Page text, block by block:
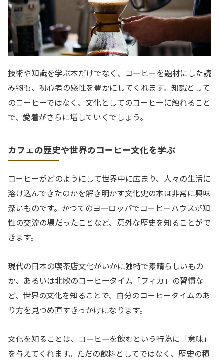
技術や知識を学ぶ本だけでなく、コーヒーを題材にした読
み物も、初心者の感性を豊かにしてくれます。知識として
のコーヒーではなく、文化としてのコーヒーに触れること
で、愛着がさらに増していくでしょう。
カフェの歴史や世界のコーヒー文化を学ぶ
コーヒーがどのようにして世界中に広まり、人々の生活に
溶け込んできたのかを解き明かす文化史の本は非常に興味
深いものです。かつてのヨーロッパでコーヒーハウスが知
性の交流の場だったことなど、意外な歴史を知ることがで
きます。
現代の日本の喫茶店文化がいかに独特で素晴らしいもの
か、あるいは北欧のコーヒータイム「フィカ」の習慣な
ど、世界の文化を知ることで、自分のコーヒータイムのあ
り方を見つめ直すきっかけになります。
文化を知ることは、コーヒーを飲むという行為に「意味」
を与えてくれます。ただの飲料としてではなく、歴史の積